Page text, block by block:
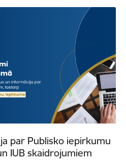
par Publisko iepirkumu
IUB skaidrojumiem